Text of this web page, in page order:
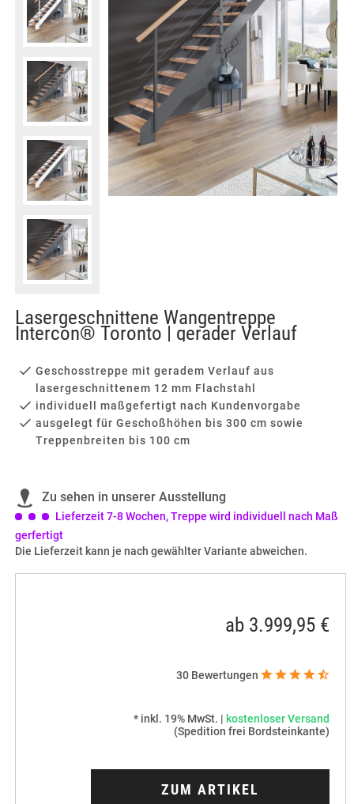
Lasergeschnittene Wangentreppe
Intercon® Toronto | gerader Verlauf
Geschosstreppe mit geradem Verlauf aus
lasergeschnittenem 12 mm Flachstahl
individuell maßgefertigt nach Kundenvorgabe
ausgelegt für Geschoßhöhen bis 300 cm sowie
Treppenbreiten bis 100 cm
Zu sehen in unserer Ausstellung
Lieferzeit 7-8 Wochen, Treppe wird individuell nach Maß
gerfertigt
Die Lieferzeit kann je nach gewählter Variante abweichen.
ab 3.999,95 €
30 Bewertungen
* inkl. 19% MwSt. | kostenloser Versand
(Spedition frei Bordsteinkante)
ZUM ARTIKEL